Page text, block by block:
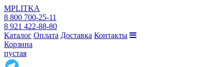
MPLITKA
8 800 700-25-11
8 921 422-88-80
Каталог Оплата Доставка Контакты
Корзина
пустая